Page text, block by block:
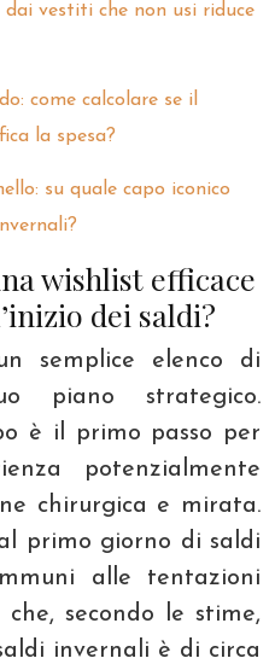
dai vestiti che non usi riduce
come calcolare se il
la spesa?
su quale capo iconico
wishlist efficace
dei saldi?
semplice elenco di
piano strategico.
è il primo passo per
potenzialmente
chirurgica e mirata.
primo giorno di saldi
alle tentazioni
secondo le stime,
invernali è di circa